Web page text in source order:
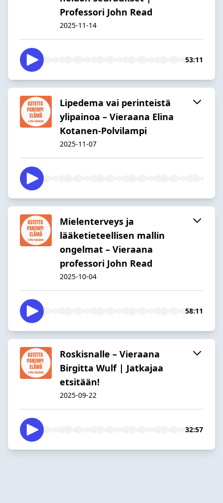
Professori John Read
2025-11-14
53:11
Lipedema vai perinteistä
ylipainoa – Vieraana Elina
Kotanen-Polvilampi
2025-11-07
Mielenterveys ja
lääketieteellisen mallin
ongelmat – Vieraana
professori John Read
2025-10-04
58:11
Roskisnalle – Vieraana
Birgitta Wulf | Jatkajaa
etsitään!
2025-09-22
32:57